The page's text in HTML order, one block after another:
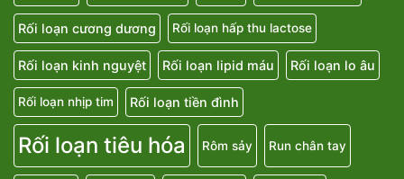
Rối loạn cương dương Rối loạn hấp thu lactose
Rối loạn kinh nguyệt Rối loạn lipid máu Rối loạn lo âu
Rối loạn nhịp tim Rối loạn tiền đình
Rối loạn tiêu hóa Rôm sảy Run chân tay